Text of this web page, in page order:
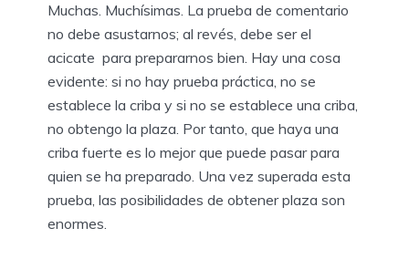
Muchas. Muchísimas. La prueba de comentario
no debe asustarnos; al revés, debe ser el
acicate para prepararnos bien. Hay una cosa
evidente: si no hay prueba práctica, no se
establece la criba y si no se establece una criba,
no obtengo la plaza. Por tanto, que haya una
criba fuerte es lo mejor que puede pasar para
quien se ha preparado. Una vez superada esta
prueba, las posibilidades de obtener plaza son
enormes.